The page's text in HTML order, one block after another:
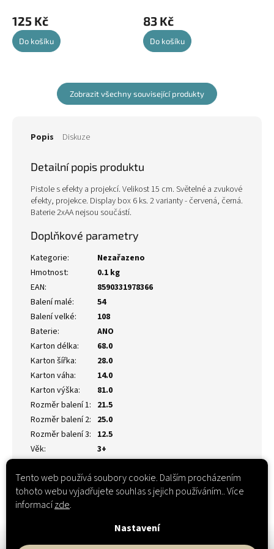
Tento web používá soubory cookie. Dalším procházením
tohoto webu vyjadřujete souhlas s jejich používáním.. Více
informacízde.
Nastavení
125 Kč
Do košíku
83 Kč
Do košíku
Zobrazit všechny související produkty
Popis Diskuze
Detailní popis produktu
Pistole s efekty a projekcí. Velikost 15 cm. Světelné a zvukové
efekty, projekce. Display box 6 ks. 2 varianty - červená, černá.
Baterie 2xAA nejsou součástí.
Doplňkové parametry
Kategorie:
Nezařazeno
Hmotnost:
0.1 kg
EAN:
8590331978366
Balení malé:
54
Balení velké:
108
Baterie:
ANO
Karton délka:
68.0
Karton šířka:
28.0
Karton váha:
14.0
Karton výška:
81.0
Rozměr balení 1: 21.5
Rozměr balení 2: 25.0
Rozměr balení 3: 12.5
Věk: 3+